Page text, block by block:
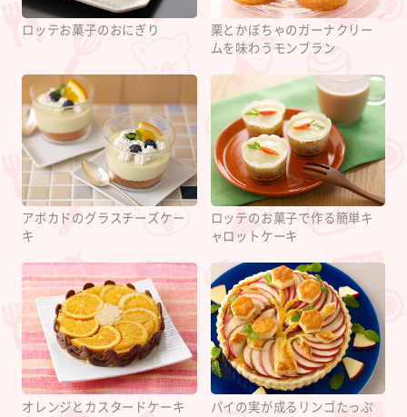
ロッテお菓子のおにぎり
栗とかぼちゃのガーナクリー
ムを味わうモンブラン
アボカドのグラスチーズケー
キ
ロッテのお菓子で作る簡単キ
ャロットケーキ
オレンジとカスタードケーキ
パイの実が成るリンゴたっぷ